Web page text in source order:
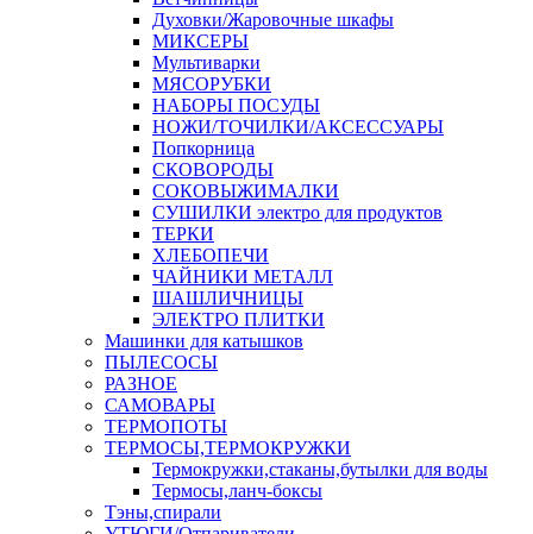
Духовки/Жаровочные шкафы
МИКСЕРЫ
Мультиварки
МЯСОРУБКИ
НАБОРЫ ПОСУДЫ
НОЖИ/ТОЧИЛКИ/АКСЕССУАРЫ
Попкорница
СКОВОРОДЫ
СОКОВЫЖИМАЛКИ
СУШИЛКИ электро для продуктов
ТЕРКИ
ХЛЕБОПЕЧИ
ЧАЙНИКИ МЕТАЛЛ
ШАШЛИЧНИЦЫ
ЭЛЕКТРО ПЛИТКИ
Машинки для катышков
ПЫЛЕСОСЫ
РАЗНОЕ
САМОВАРЫ
ТЕРМОПОТЫ
ТЕРМОСЫ,ТЕРМОКРУЖКИ
Термокружки,стаканы,бутылки для воды
Термосы,ланч-боксы
Тэны,спирали